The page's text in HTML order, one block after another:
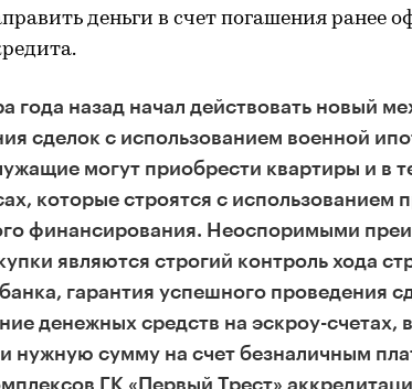
деньги в счет погашения ранее
года назад начал действовать новый
сделок с использованием военной
могут приобрести квартиры и в
которые строятся с использованием
финансирования. Неоспоримыми
являются строгий контроль хода
гарантия успешного проведения
денежных средств на эскроу-счетах,
нужную сумму на счет безналичным
ГК «Первый Трест»